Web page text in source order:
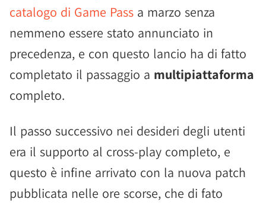
catalogo di Game Pass a marzo senza
nemmeno essere stato annunciato in
precedenza, e con questo lancio ha di fatto
completato il passaggio a multipiattaforma
completo.
Il passo successivo nei desideri degli utenti
era il supporto al cross-play completo, e
questo è infine arrivato con la nuova patch
pubblicata nelle ore scorse, che di fato